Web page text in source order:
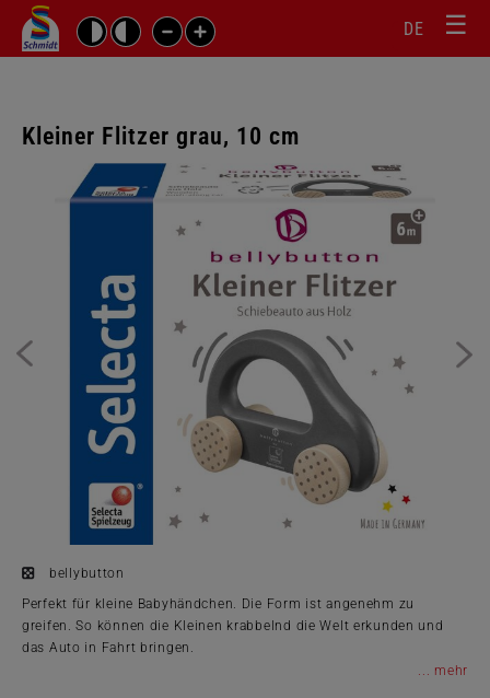
☰
DE
Suchbegriffe
Kleiner Flitzer grau, 10 cm
Galerie
überspringen
bellybutton
Perfekt für kleine Babyhändchen. Die Form ist angenehm zu
greifen. So können die Kleinen krabbelnd die Welt erkunden und
das Auto in Fahrt bringen.
...